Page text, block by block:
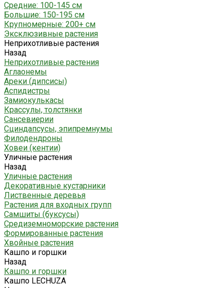
Средние: 100-145 см
Большие: 150-195 см
Крупномерные: 200+ см
Эксклюзивные растения
Неприхотливые растения
Назад
Неприхотливые растения
Аглаонемы
Ареки (дипсисы)
Аспидистры
Замиокулькасы
Крассулы, толстянки
Сансевиерии
Сциндапсусы, эпипремнумы
Филодендроны
Ховеи (кентии)
Уличные растения
Назад
Уличные растения
Декоративные кустарники
Лиственные деревья
Растения для входных групп
Самшиты (буксусы)
Средиземноморские растения
Формированные растения
Хвойные растения
Кашпо и горшки
Назад
Кашпо и горшки
Кашпо LECHUZA